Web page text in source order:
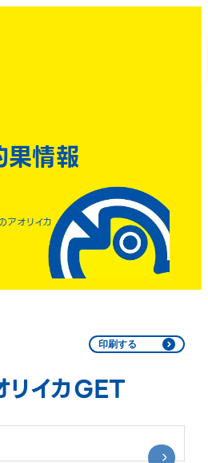
果情報
アオリイカ
印刷する
リイカGET